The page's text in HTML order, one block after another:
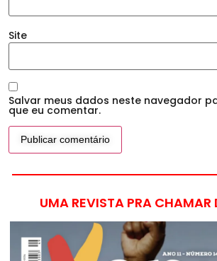
Site
Salvar meus dados neste navegador
que eu comentar.
UMA REVISTA PRA CHAMAR